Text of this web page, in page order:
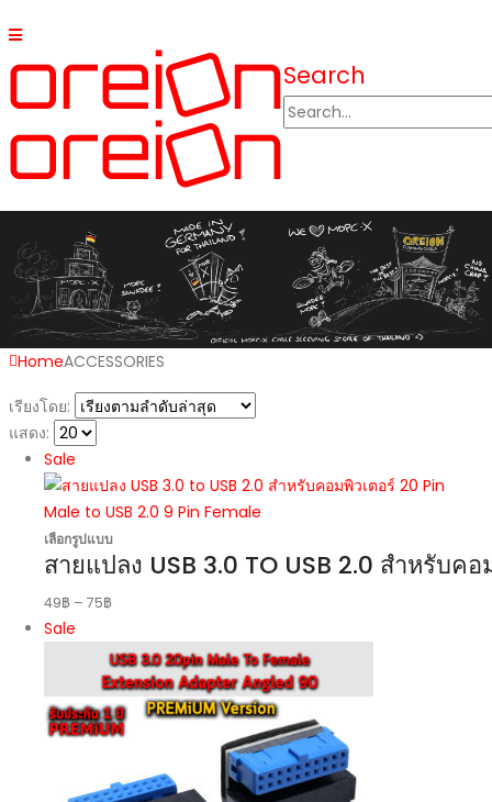
Search
HomeACCESSORIES
เรียงโดย:
แสดง:
Sale
เลือกรูปแบบ
สายแปลง USB 3.0 TO USB 2.0 สำหรับคอ
49฿ – 75฿
Sale